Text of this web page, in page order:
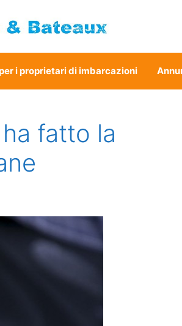
i proprietari di imbarcazioni
fatto la